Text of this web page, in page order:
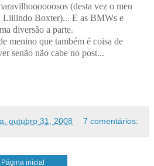
(desta vez o meu
Liiiindo Boxter)... E as BMWs e
diversão a parte.
menino que também é coisa de
senão não cabe no post...
outubro 31, 2008 7 comentários:
Página inicial